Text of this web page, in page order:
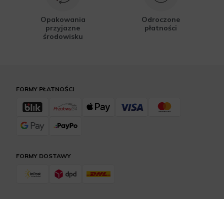
Opakowania
przyjazne
środowisku
Odroczone
płatności
FORMY DOSTAWY
FORMY PŁATNOŚCI